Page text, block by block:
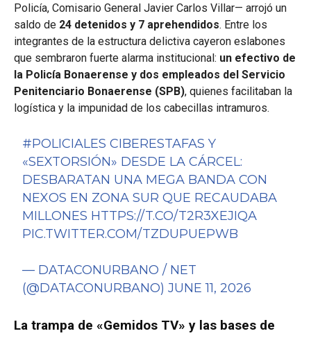
Policía, Comisario General Javier Carlos Villar— arrojó un
saldo de 24 detenidos y 7 aprehendidos. Entre los
integrantes de la estructura delictiva cayeron eslabones
que sembraron fuerte alarma institucional: un efectivo de
la Policía Bonaerense y dos empleados del Servicio
Penitenciario Bonaerense (SPB), quienes facilitaban la
logística y la impunidad de los cabecillas intramuros.
#POLICIALES CIBERESTAFAS Y
«SEXTORSIÓN» DESDE LA CÁRCEL:
DESBARATAN UNA MEGA BANDA CON
NEXOS EN ZONA SUR QUE RECAUDABA
MILLONES HTTPS://T.CO/T2R3XEJIQA
PIC.TWITTER.COM/TZDUPUEPWB
— DATACONURBANO / NET
(@DATACONURBANO)JUNE 11, 2026
La trampa de «Gemidos TV» y las bases de